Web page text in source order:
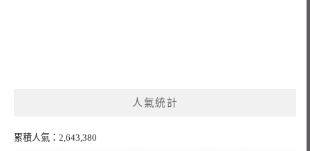
人氣統計
累積人氣：2,643,380